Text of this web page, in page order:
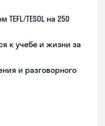
TESOL на 250
к учебе и жизни за
и разговорного